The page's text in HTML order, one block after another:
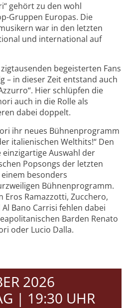
gehört zu den wohl
Gruppen Europas. Die
war in den letzten
und international auf
begeisterten Fans
– in dieser Zeit entstand auch
Hier schlüpfen die
auch in die Rolle als
dabei doppelt.
ihr neues Bühnenprogramm
italienischen Welthits!“ Den
Auswahl der
Popsongs der letzten
besonders
Bühnenprogramm.
Eros Ramazzotti, Zucchero,
Bano Carrisi fehlen dabei
Barden Renato
oder Lucio Dalla.
2026
| 19:30 UHR